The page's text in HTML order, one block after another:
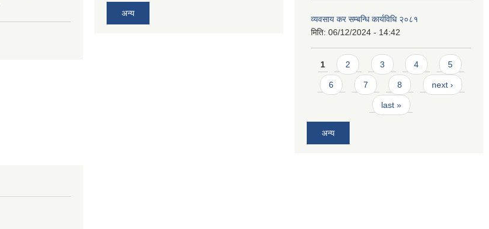
अन्य
व्यवसाय कर सम्बन्धि कार्यविधि २०८१
मिति: 06/12/2024 - 14:42
Pages
1 2 3 4 5
6 7 8 next ›
last »
अन्य